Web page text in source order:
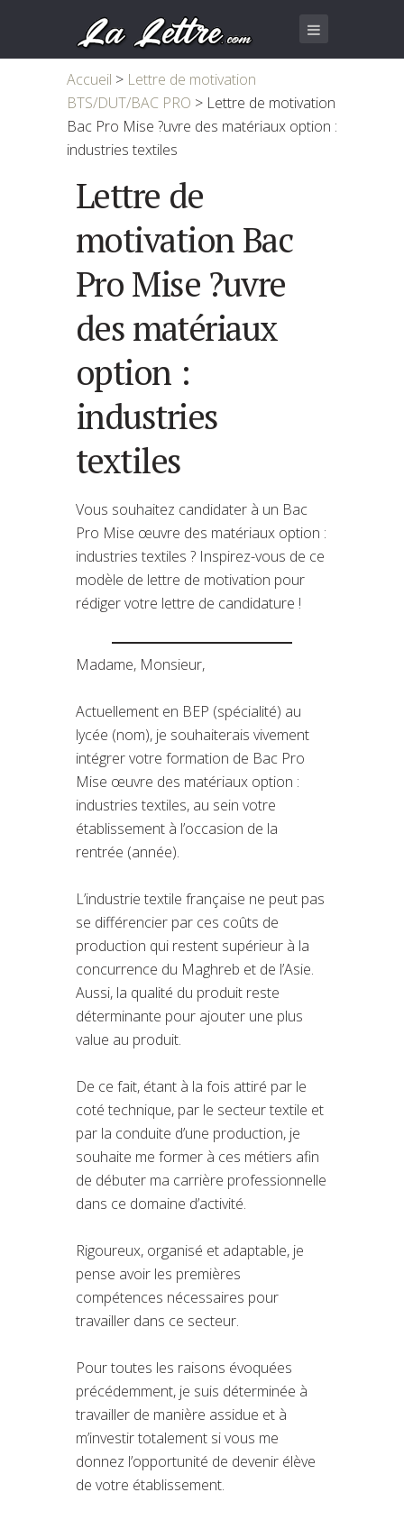
Accueil > Lettre de motivation
BTS/DUT/BAC PRO > Lettre de motivation
Bac Pro Mise ?uvre des matériaux option :
industries textiles
Lettre de
motivation Bac
Pro Mise ?uvre
des matériaux
option :
industries
textiles
Vous souhaitez candidater à un Bac
Pro Mise œuvre des matériaux option :
industries textiles ? Inspirez-vous de ce
modèle de lettre de motivation pour
rédiger votre lettre de candidature !
Madame, Monsieur,
Actuellement en BEP (spécialité) au
lycée (nom), je souhaiterais vivement
intégrer votre formation de Bac Pro
Mise œuvre des matériaux option :
industries textiles, au sein votre
établissement à l’occasion de la
rentrée (année).
L’industrie textile française ne peut pas
se différencier par ces coûts de
production qui restent supérieur à la
concurrence du Maghreb et de l’Asie.
Aussi, la qualité du produit reste
déterminante pour ajouter une plus
value au produit.
De ce fait, étant à la fois attiré par le
coté technique, par le secteur textile et
par la conduite d’une production, je
souhaite me former à ces métiers afin
de débuter ma carrière professionnelle
dans ce domaine d’activité.
Rigoureux, organisé et adaptable, je
pense avoir les premières
compétences nécessaires pour
travailler dans ce secteur.
Pour toutes les raisons évoquées
précédemment, je suis déterminée à
travailler de manière assidue et à
m’investir totalement si vous me
donnez l’opportunité de devenir élève
de votre établissement.